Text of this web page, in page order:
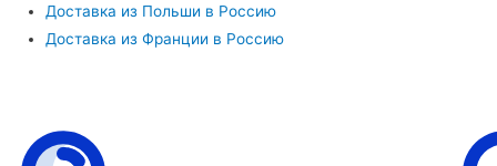
Доставка из Польши в Россию
Доставка из Франции в Россию